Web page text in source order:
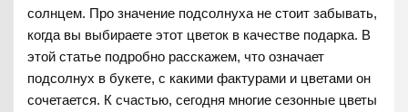
солнцем. Про значение подсолнуха не стоит забывать,
когда вы выбираете этот цветок в качестве подарка. В
этой статье подробно расскажем, что означает
подсолнух в букете, с какими фактурами и цветами он
сочетается. К счастью, сегодня многие сезонные цветы